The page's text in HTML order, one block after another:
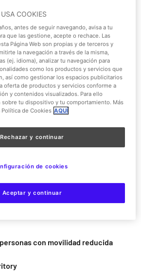
1/4
calle
14:15
22:00
con movilidad reducida
COOKIES
antes de seguir navegando, avisa a tu
que las gestione, acepte o rechace. Las
Página Web son propias y de terceros y
la navegación a través de la misma,
(ej. idioma), analizar tu navegación para
como los productos y servicios que
así como gestionar los espacios publicitarios
oferta de productos y servicios conforme a
y contenidos visualizados. Para ello
sobre tu dispositivo y tu comportamiento. Más
de Cookies AQUÍ
Rechazar y continuar
Aceptar y continuar
de cookies